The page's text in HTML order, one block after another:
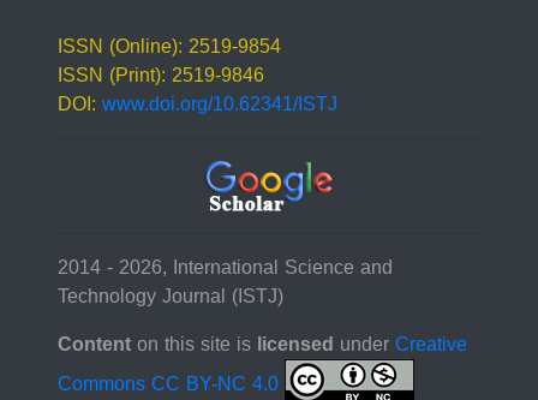
ISSN (Online): 2519-9854
ISSN (Print): 2519-9846
DOI:www.doi.org/10.62341/ISTJ
2014 - 2026, International Science and
Technology Journal (ISTJ)
Contenton this site islicensed underCreative
Commons CC BY-NC 4.0